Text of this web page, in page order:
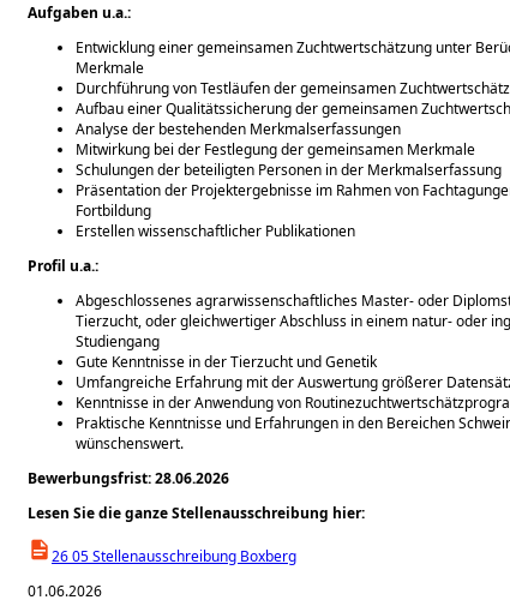
Aufgaben u.a.:
Entwicklung einer gemeinsamen Zuchtwertschätzung unter
Merkmale
Durchführung von Testläufen der gemeinsamen
Aufbau einer Qualitätssicherung der gemeinsamen
Analyse der bestehenden Merkmalserfassungen
Mitwirkung bei der Festlegung der gemeinsamen Merkmale
Schulungen der beteiligten Personen in der Merkmalserfassung
Präsentation der Projektergebnisse im Rahmen von
Fortbildung
Erstellen wissenschaftlicher Publikationen
Profil u.a.:
Abgeschlossenes agrarwissenschaftliches Master- oder
Tierzucht, oder gleichwertiger Abschluss in einem natur- oder
Studiengang
Gute Kenntnisse in der Tierzucht und Genetik
Umfangreiche Erfahrung mit der Auswertung größerer
Kenntnisse in der Anwendung von
Praktische Kenntnisse und Erfahrungen in den Bereichen
wünschenswert.
Bewerbungsfrist: 28.06.2026
Lesen Sie die ganze Stellenausschreibung hier:
26 05 Stellenausschreibung Boxberg
01.06.2026